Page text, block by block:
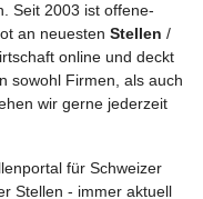
Seit 2003 ist offene-
an neuesten Stellen /
online und deckt
sowohl Firmen, als auch
wir gerne jederzeit
für Schweizer
Stellen - immer aktuell